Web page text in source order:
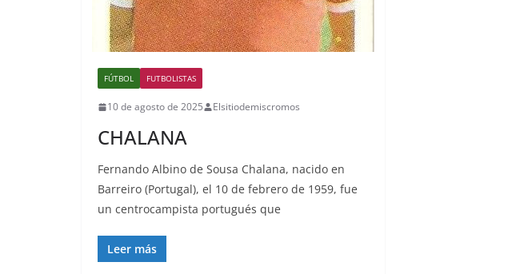
FÚTBOL FUTBOLISTAS
10 de agosto de 2025 Elsitiodemiscromos
CHALANA
Fernando Albino de Sousa Chalana, nacido en
Barreiro (Portugal), el 10 de febrero de 1959, fue
un centrocampista portugués que
Leer más